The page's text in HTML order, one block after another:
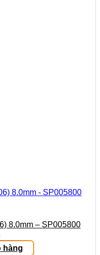
8.0mm – SP005800
hàng